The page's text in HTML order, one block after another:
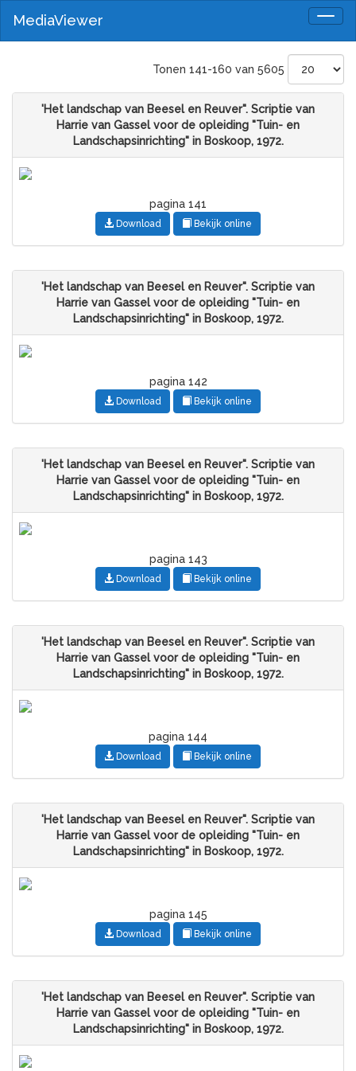
MediaViewer
Tonen 141-160 van 5605
'Het landschap van Beesel en Reuver". Scriptie van
Harrie van Gassel voor de opleiding "Tuin- en
Landschapsinrichting" in Boskoop, 1972.
pagina 141
Download Bekijk online
'Het landschap van Beesel en Reuver". Scriptie van
Harrie van Gassel voor de opleiding "Tuin- en
Landschapsinrichting" in Boskoop, 1972.
pagina 142
Download Bekijk online
'Het landschap van Beesel en Reuver". Scriptie van
Harrie van Gassel voor de opleiding "Tuin- en
Landschapsinrichting" in Boskoop, 1972.
pagina 143
Download Bekijk online
'Het landschap van Beesel en Reuver". Scriptie van
Harrie van Gassel voor de opleiding "Tuin- en
Landschapsinrichting" in Boskoop, 1972.
pagina 144
Download Bekijk online
'Het landschap van Beesel en Reuver". Scriptie van
Harrie van Gassel voor de opleiding "Tuin- en
Landschapsinrichting" in Boskoop, 1972.
pagina 145
Download Bekijk online
'Het landschap van Beesel en Reuver". Scriptie van
Harrie van Gassel voor de opleiding "Tuin- en
Landschapsinrichting" in Boskoop, 1972.